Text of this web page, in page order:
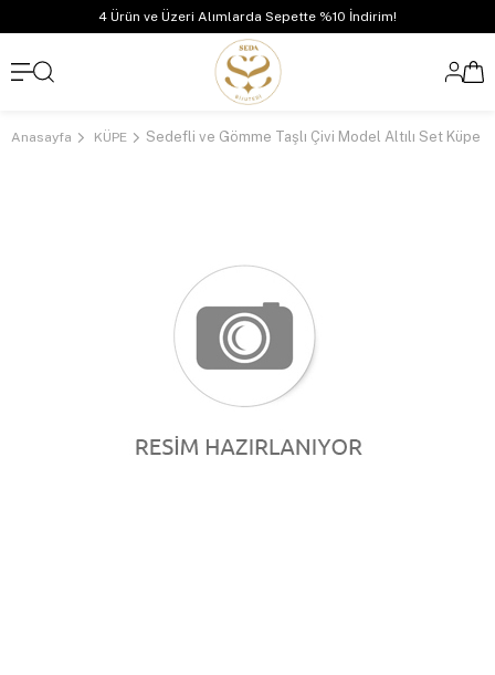
4 Ürün ve Üzeri Alımlarda Sepette %10 İndirim!
Anasayfa KÜPE Sedefli ve Gömme Taşlı Çivi Model Altılı Set Küpe